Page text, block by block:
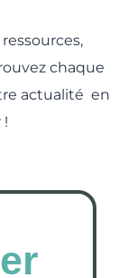
chaque
actualité en
!